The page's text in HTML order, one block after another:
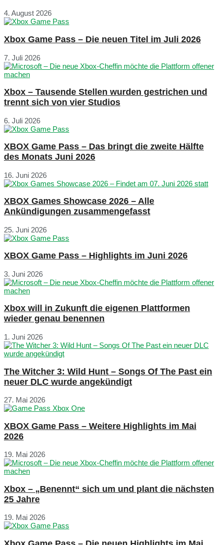
4. August 2026
Xbox Game Pass – Die neuen Titel im Juli 2026
7. Juli 2026
Xbox – Tausende Stellen wurden gestrichen und
trennt sich von vier Studios
6. Juli 2026
XBOX Game Pass – Das bringt die zweite Hälfte
des Monats Juni 2026
16. Juni 2026
XBOX Games Showcase 2026 – Alle
Ankündigungen zusammengefasst
25. Juni 2026
XBOX Game Pass – Highlights im Juni 2026
3. Juni 2026
Xbox will in Zukunft die eigenen Plattformen
wieder genau benennen
1. Juni 2026
The Witcher 3: Wild Hunt – Songs Of The Past ein
neuer DLC wurde angekündigt
27. Mai 2026
XBOX Game Pass – Weitere Highlights im Mai
2026
19. Mai 2026
Xbox – „Benennt“ sich um und plant die nächsten
25 Jahre
19. Mai 2026